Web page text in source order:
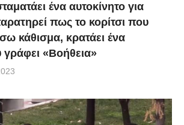
ένα αυτοκίνητο για
πως το κορίτσι που
κάθισμα, κρατάει ένα
«Βοήθεια»